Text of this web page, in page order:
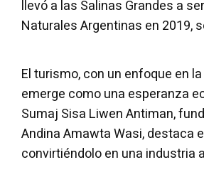
llevó a las Salinas Grandes a
Naturales Argentinas en 2019,
El turismo, con un enfoque en
emerge como una esperanza
Sumaj Sisa Liwen Antiman,
Andina Amawta Wasi, destaca
convirtiéndolo en una industria